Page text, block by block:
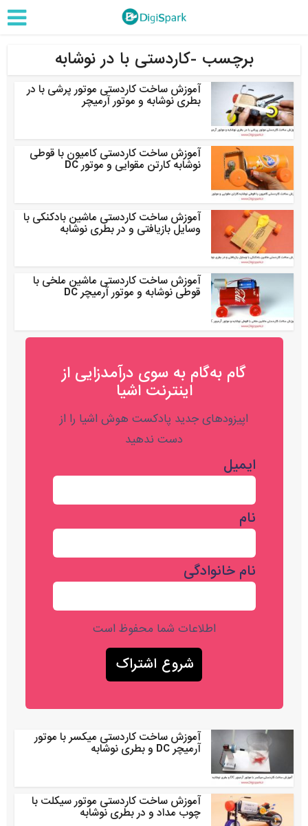
برچسب -کاردستی با در نوشابه
آموزش ساخت کاردستی موتور پرشی با در
بطری نوشابه و موتور آرمیچر
آموزش ساخت کاردستی کامیون با قوطی
نوشابه کارتن مقوایی و موتور DC
آموزش ساخت کاردستی ماشین بادکنکی با
وسایل بازیافتی و در بطری نوشابه
آموزش ساخت کاردستی ماشین ملخی با
قوطی نوشابه و موتور آرمیچر DC
گام به‌گام به‌ سوی درآمدزایی از
اینترنت اشیا
اپیزودهای جدید پادکست هوش اشیا را از
دست ندهید
ایمیل
نام
نام خانوادگی
اطلاعات شما محفوظ است
آموزش ساخت کاردستی میکسر با موتور
آرمیچر DC و بطری نوشابه
آموزش ساخت کاردستی موتور سیکلت با
چوب مداد و در بطری نوشابه